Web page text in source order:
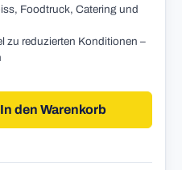
Foodtruck, Catering und
zu reduzierten Konditionen –
den gewünschten
In den Warenkorb